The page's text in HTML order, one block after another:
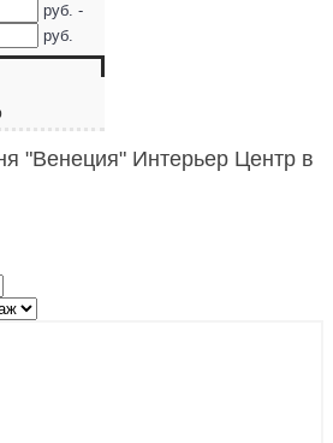
руб. -
руб.
"Венеция" Интерьер Центр в